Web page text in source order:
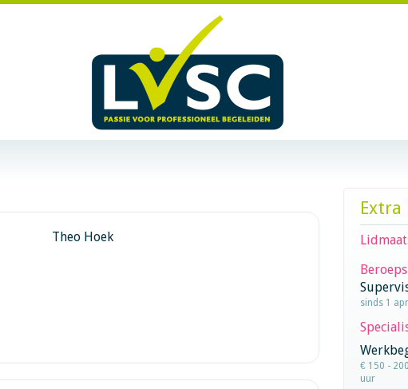
Theo Hoek
sinds 1
€ 150 -
uur